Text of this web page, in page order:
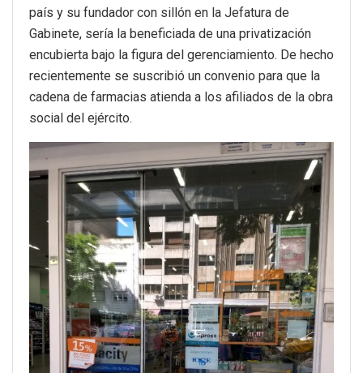
país y su fundador con sillón en la Jefatura de
Gabinete, sería la beneficiada de una privatización
encubierta bajo la figura del gerenciamiento. De hecho
recientemente se suscribió un convenio para que la
cadena de farmacias atienda a los afiliados de la obra
social del ejército.